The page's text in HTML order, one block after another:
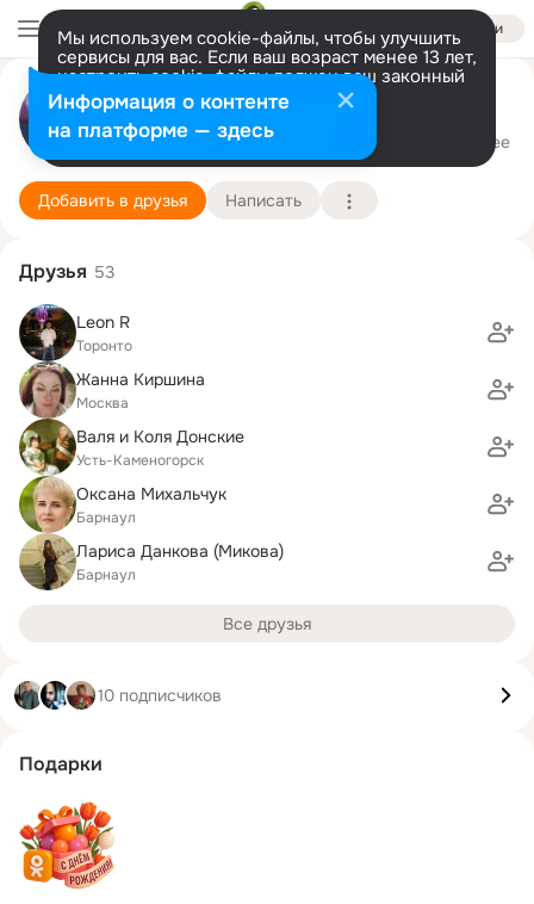
Войти
Мы используем cookie-файлы, чтобы улучшить
сервисы для вас. Если ваш возраст менее 13 лет,
настроить cookie-файлы должен ваш законный
представитель. Больше информации
Разрешить все Настроить
Наталья Шаманова
Торонто 12 сентября (118 лет) Подробнее
Добавить в друзья Написать
Друзья 53
Leon R
Торонто
Жанна Киршина
Москва
Валя и Коля Донские
Усть-Каменогорск
Оксана Михальчук
Барнаул
Лариса Данкова (Микова)
Барнаул
Все друзья
10 подписчиков
Подарки
Информация о контенте
на платформе — здесь